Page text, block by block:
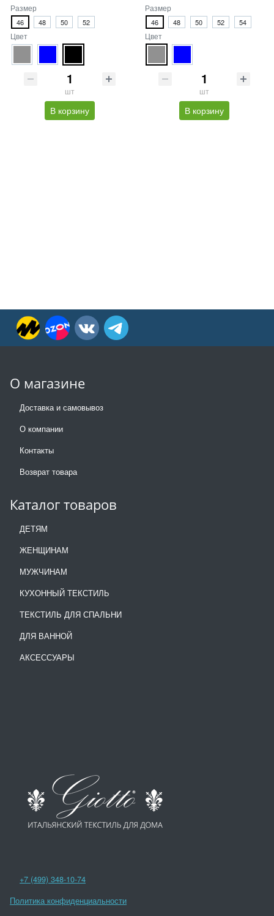
Размер
46 48 50 52
Цвет
шт
В корзину
Размер
46 48 50 52 54
Цвет
шт
В корзину
О магазине
Доставка и самовывоз
О компании
Контакты
Возврат товара
Каталог товаров
ДЕТЯМ
ЖЕНЩИНАМ
МУЖЧИНАМ
КУХОННЫЙ ТЕКСТИЛЬ
ТЕКСТИЛЬ ДЛЯ СПАЛЬНИ
ДЛЯ ВАННОЙ
АКСЕССУАРЫ
+7 (499) 348-10-74
Политика конфиденциальности